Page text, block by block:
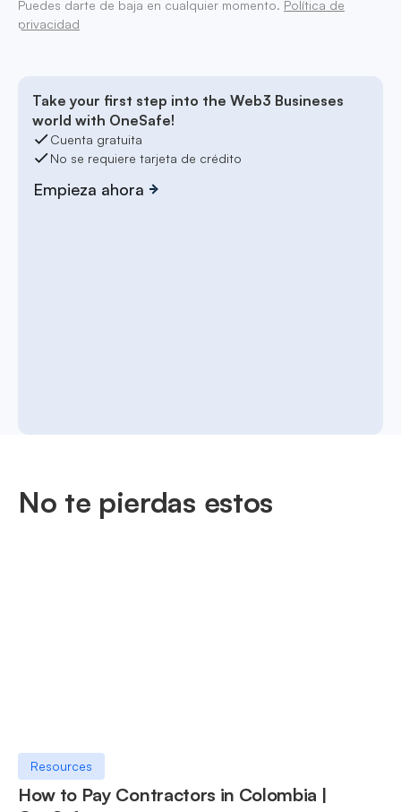
Puedes darte de baja en cualquier momento. Política de
privacidad
Take your first step into the Web3 Busineses
world with OneSafe!
Cuenta gratuita
No se requiere tarjeta de crédito
Empieza ahora
No te pierdas estos
Resources
How to Pay Contractors in Colombia |